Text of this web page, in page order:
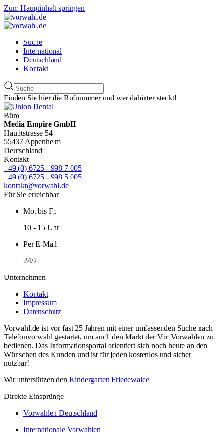
Zum Hauptinhalt springen
Suche
International
Deutschland
Kontakt
Finden Sie hier die Rufnummer und wer dahinter steckt!
Büro
Media Empire GmbH
Hauptstrasse 54
55437 Appenheim
Deutschland
Kontakt
+49 (0) 6725 - 998 7 005
+49 (0) 6725 - 998 5 005
kontakt@vorwahl.de
Für Sie erreichbar
Mo. bis Fr.
10 - 15 Uhr
Per E-Mail
24/7
Unternehmen
Kontakt
Impressum
Datenschutz
Vorwahl.de ist vor fast 25 Jahren mit einer umfassenden Suche nach
Telefonvorwahl gestartet, um auch den Markt der Vor-Vorwahlen zu
bedienen. Das Informationsportal orientiert sich noch heute an den
Wünschen des Kunden und ist für jeden kostenlos und sicher
nutzbar!
Wir unterstützen den Kindergarten Friedewalde
Direkte Einsprünge
Vorwahlen Deutschland
Internationale Vorwahlen